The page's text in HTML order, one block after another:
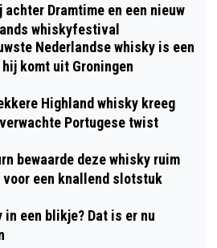
Dramtime en een nieuw
whiskyfestival
Nederlandse whisky is een
komt uit Groningen
Highland whisky kreeg
Portugese twist
bewaarde deze whisky ruim
voor een knallend slotstuk
in een blikje? Dat is er nu